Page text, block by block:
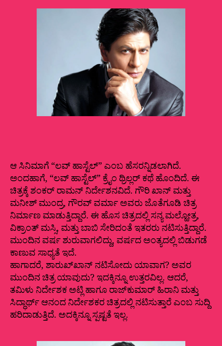
ಆ ಸಿನಿಮಾಗೆ “ಲವ್‌ ಹಾಸ್ಟೆಲ್‌” ಎಂಬ ಹೆಸರನ್ನಿಡಲಾಗಿದೆ.
ಅಂದಹಾಗೆ, “ಲವ್‌ ಹಾಸ್ಟೆಲ್‌” ಕ್ರೈಂ ಥ್ರಿಲ್ಲರ್‌ ಕಥೆ ಹೊಂದಿದೆ. ಈ
ಚಿತ್ರಕ್ಕೆ ಶಂಕರ್‌ ರಾಮನ್‌ ನಿರ್ದೇಶನವಿದೆ. ಗೌರಿ ಖಾನ್‌ ಮತ್ತು
ಮನೀಶ್‌ ಮುಂದ್ರ, ಗೌರವ್‌ ವರ್ಮಾ ಅವರು ಜೊತೆಗೂಡಿ ಚಿತ್ರ
ನಿರ್ಮಾಣ ಮಾಡುತ್ತಿದ್ದಾರೆ. ಈ ಹೊಸ ಚಿತ್ರದಲ್ಲಿ ಸನ್ಯ ಮಲ್ಹೋತ್ರ,
ವಿಕ್ರಾಂತ್ ಮಸ್ಸಿ, ಮತ್ತು ಬಾಬಿ ಸೇರಿದಂತೆ ಇತರರು ನಟಿಸುತ್ತಿದ್ದಾರೆ.
ಮುಂದಿನ ವರ್ಷ ಶುರುವಾಗಲಿದ್ದು, ವರ್ಷದ ಅಂತ್ಯದಲ್ಲಿ ಬಿಡುಗಡೆ
ಕಾಣುವ ಸಾಧ್ಯತೆ ಇದೆ.
ಹಾಗಾದರೆ, ಶಾರುಖ್‌ಖಾನ್‌ ನಟಿಸೋದು ಯಾವಾಗ? ಅವರ
ಮುಂದಿನ ಚಿತ್ರ ಯಾವುದು? ಇದಕ್ಕಿನ್ನೂ ಉತ್ತರವಿಲ್ಲ. ಆದರೆ,
ತಮಿಳು ನಿರ್ದೇಶಕ ಅಟ್ಲಿ ಹಾಗೂ ರಾಜ್‌ಕುಮಾರ್‌ ಹಿರಾನಿ ಮತ್ತು
ಸಿದ್ಧಾರ್ಥ್‌ ಆನಂದ ನಿರ್ದೇಶಕರ ಚಿತ್ರದಲ್ಲಿ ನಟಿಸುತ್ತಾರೆ ಎಂಬ ಸುದ್ದಿ
ಹರಿದಾಡುತ್ತಿದೆ. ಅದಕ್ಕಿನ್ನೂ ಸ್ಪಷ್ಟತೆ ಇಲ್ಲ.